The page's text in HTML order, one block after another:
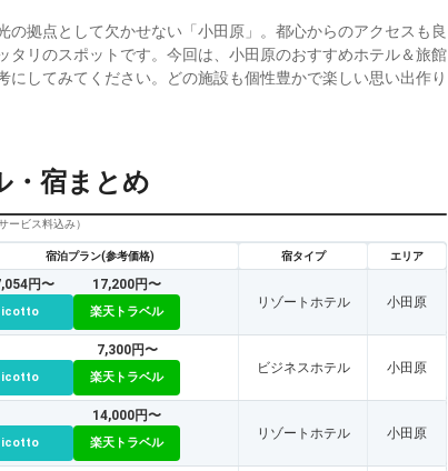
拠点として欠かせない「小田原」。都心からのアクセスも良
タリのスポットです。今回は、小田原のおすすめホテル＆旅館
してみてください。どの施設も個性豊かで楽しい思い出作り
・宿まとめ
ービス料込み）
宿泊プラン(参考価格) 宿タイプ エリア
円〜
icotto
17,200円〜
楽天トラベル
リゾートホテル 小田原
icotto
7,300円〜
楽天トラベル
ビジネスホテル 小田原
icotto
14,000円〜
楽天トラベル
リゾートホテル 小田原